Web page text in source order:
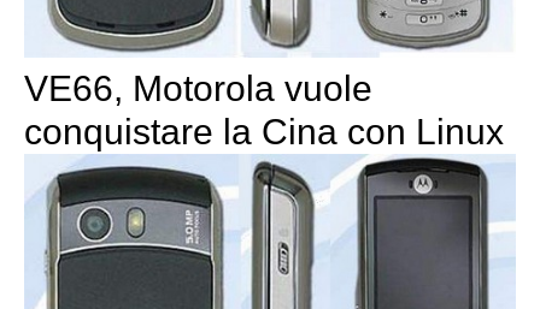
VE66, Motorola vuole
conquistare la Cina con Linux